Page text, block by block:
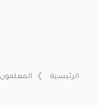
الرئيسية المعلمون